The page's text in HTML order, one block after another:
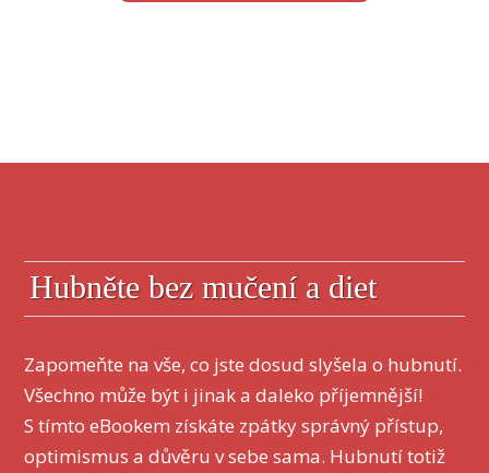
Hubněte bez mučení a diet
Zapomeňte na vše, co jste dosud slyšela o hubnutí.
Všechno může být i jinak a daleko příjemnější!
S tímto eBookem získáte zpátky správný přístup,
optimismus a důvěru v sebe sama. Hubnutí totiž